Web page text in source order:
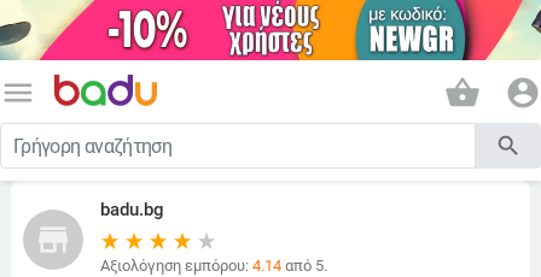
menu shopping_basket account_circle
search
store
badu.bg
Αξιολόγηση εμπόρου: 4.14από 5.